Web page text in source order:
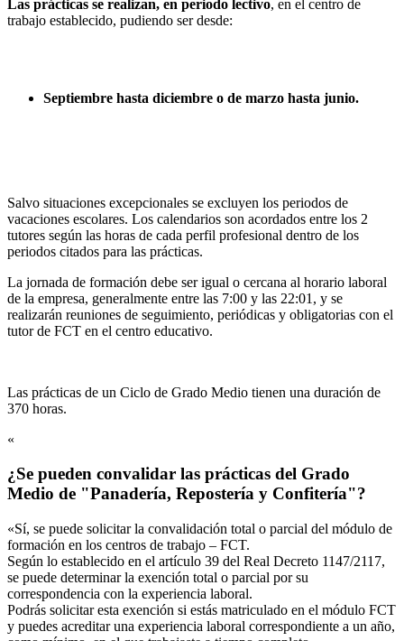
Las prácticas se realizan, en periodo lectivo, en el centro de
trabajo establecido, pudiendo ser desde:
Septiembre hasta diciembre o de marzo hasta junio.
Salvo situaciones excepcionales se excluyen los periodos de
vacaciones escolares. Los calendarios son acordados entre los 2
tutores según las horas de cada perfil profesional dentro de los
periodos citados para las prácticas.
La jornada de formación debe ser igual o cercana al horario laboral
de la empresa, generalmente entre las 7:00 y las 22:01, y se
realizarán reuniones de seguimiento, periódicas y obligatorias con el
tutor de FCT en el centro educativo.
Las prácticas de un Ciclo de Grado Medio tienen una duración de
370 horas.
«
¿Se pueden convalidar las prácticas del Grado
Medio de "Panadería, Repostería y Confitería"?
«Sí, se puede solicitar la convalidación total o parcial del módulo de
formación en los centros de trabajo – FCT.
Según lo establecido en el artículo 39 del Real Decreto 1147/2117,
se puede determinar la exención total o parcial por su
correspondencia con la experiencia laboral.
Podrás solicitar esta exención si estás matriculado en el módulo FCT
y puedes acreditar una experiencia laboral correspondiente a un año,